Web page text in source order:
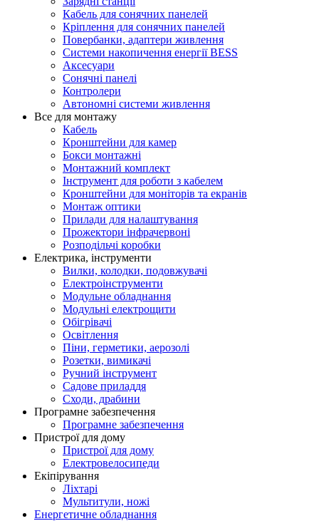
Кабель для сонячних панелей
Кріплення для сонячних панелей
Повербанки, адаптери живлення
Системи накопичення енергії BESS
Аксесуари
Сонячні панелі
Контролери
Автономні системи живлення
Все для монтажу
Кабель
Кронштейни для камер
Бокси монтажні
Монтажний комплект
Інструмент для роботи з кабелем
Кронштейни для моніторів та екранів
Монтаж оптики
Прилади для налаштування
Прожектори інфрачервоні
Розподільчі коробки
Електрика, інструменти
Вилки, колодки, подовжувачі
Електроінструменти
Модульне обладнання
Модульні електрощити
Обігрівачі
Освітлення
Піни, герметики, аерозолі
Розетки, вимикачі
Ручний інструмент
Садове приладдя
Сходи, драбини
Програмне забезпечення
Програмне забезпечення
Пристрої для дому
Пристрої для дому
Електровелосипеди
Екіпірування
Ліхтарі
Мультитули, ножі
Енергетичне обладнання